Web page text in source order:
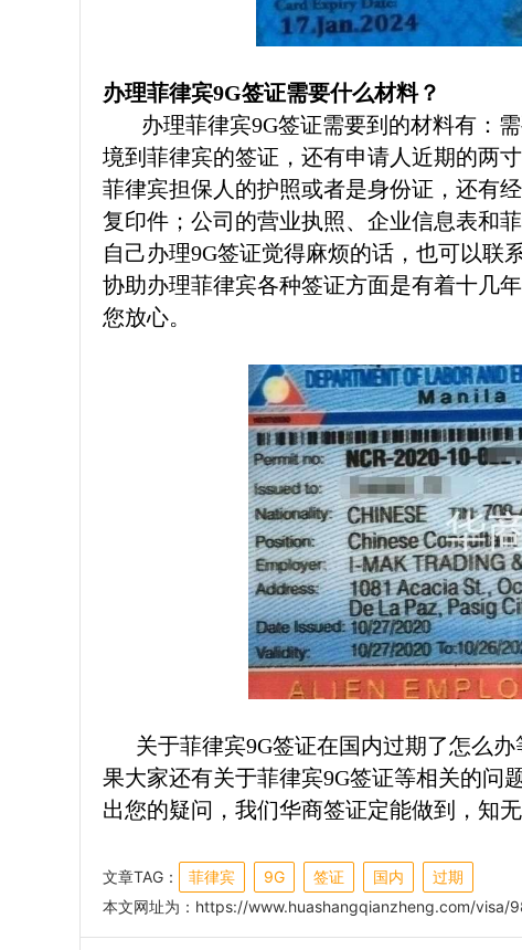
办理菲律宾9G签证需要什么材料？
办理菲律宾9G签证需要到的材料有：需
境到菲律宾的签证，还有申请人近期的两
菲律宾担保人的护照或者是身份证，还有
复印件；公司的营业执照、企业信息表和
自己办理9G签证觉得麻烦的话，也可以联
协助办理菲律宾各种签证方面是有着十几
您放心。
关于菲律宾9G签证在国内过期了怎么办
果大家还有关于菲律宾9G签证等相关的问
出您的疑问，我们华商签证定能做到，知无
文章TAG： 菲律宾 9G 签证 国内
过期
本文网址为： https://www.huashangqianzheng.com/visa/